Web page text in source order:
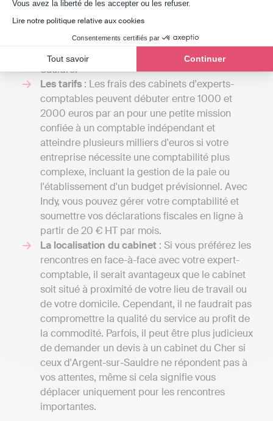
Vous avez la liberté de les accepter ou les refuser.
Lire notre politique relative aux cookies
Consentements certifiés par
Tout savoir Continuer
recevoir différents devis et de comparer les
coûts par rapport aux services offerts. Cela vous
donnera également une vue d'ensemble des
différentes prestations disponibles à Argent-sur-
Sauldre.
Les tarifs : Les frais des cabinets d'experts-
comptables peuvent débuter entre 1000 et
2000 euros par an pour une petite mission
confiée à un comptable indépendant et
atteindre plusieurs milliers d'euros si votre
entreprise nécessite une comptabilité plus
complexe, incluant la gestion de la paie ou
l'établissement d'un budget prévisionnel. Avec
Indy, vous pouvez gérer votre comptabilité et
soumettre vos déclarations fiscales en ligne à
partir de 20 € HT par mois.
La localisation du cabinet : Si vous préférez les
rencontres en face-à-face avec votre expert-
comptable, il serait avantageux que le cabinet
soit situé à proximité de votre lieu de travail ou
de votre domicile. Cependant, il ne faudrait pas
compromettre la qualité du service au profit de
la commodité. Parfois, il peut être plus judicieux
de demander un devis à un cabinet du Cher si
ceux d'Argent-sur-Sauldre ne répondent pas à
vos attentes, même si cela signifie vous
déplacer uniquement pour les rencontres
importantes.